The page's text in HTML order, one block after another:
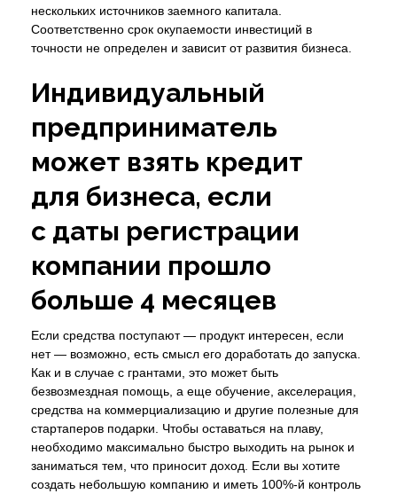
нескольких источников заемного капитала.
Соответственно срок окупаемости инвестиций в
точности не определен и зависит от развития бизнеса.
Индивидуальный
предприниматель
может взять кредит
для бизнеса, если
с даты регистрации
компании прошло
больше 4 месяцев
Если средства поступают — продукт интересен, если
нет — возможно, есть смысл его доработать до запуска.
Как и в случае с грантами, это может быть
безвозмездная помощь, а еще обучение, акселерация,
средства на коммерциализацию и другие полезные для
стартаперов подарки. Чтобы оставаться на плаву,
необходимо максимально быстро выходить на рынок и
заниматься тем, что приносит доход. Если вы хотите
создать небольшую компанию и иметь 100%-й контроль